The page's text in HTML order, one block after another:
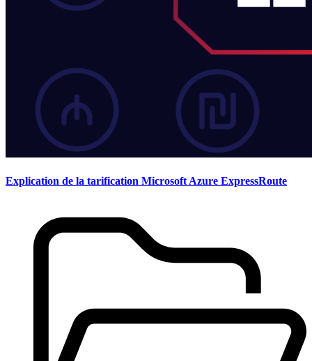
Explication de la tarification Microsoft Azure ExpressRoute